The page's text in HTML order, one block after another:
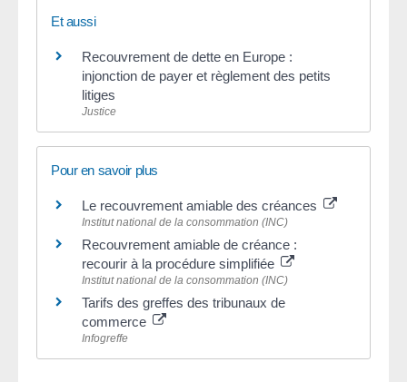
Et aussi
Recouvrement de dette en Europe :
injonction de payer et règlement des petits
litiges
Justice
Pour en savoir plus
Le recouvrement amiable des créances
Institut national de la consommation (INC)
Recouvrement amiable de créance :
recourir à la procédure simplifiée
Institut national de la consommation (INC)
Tarifs des greffes des tribunaux de
commerce
Infogreffe